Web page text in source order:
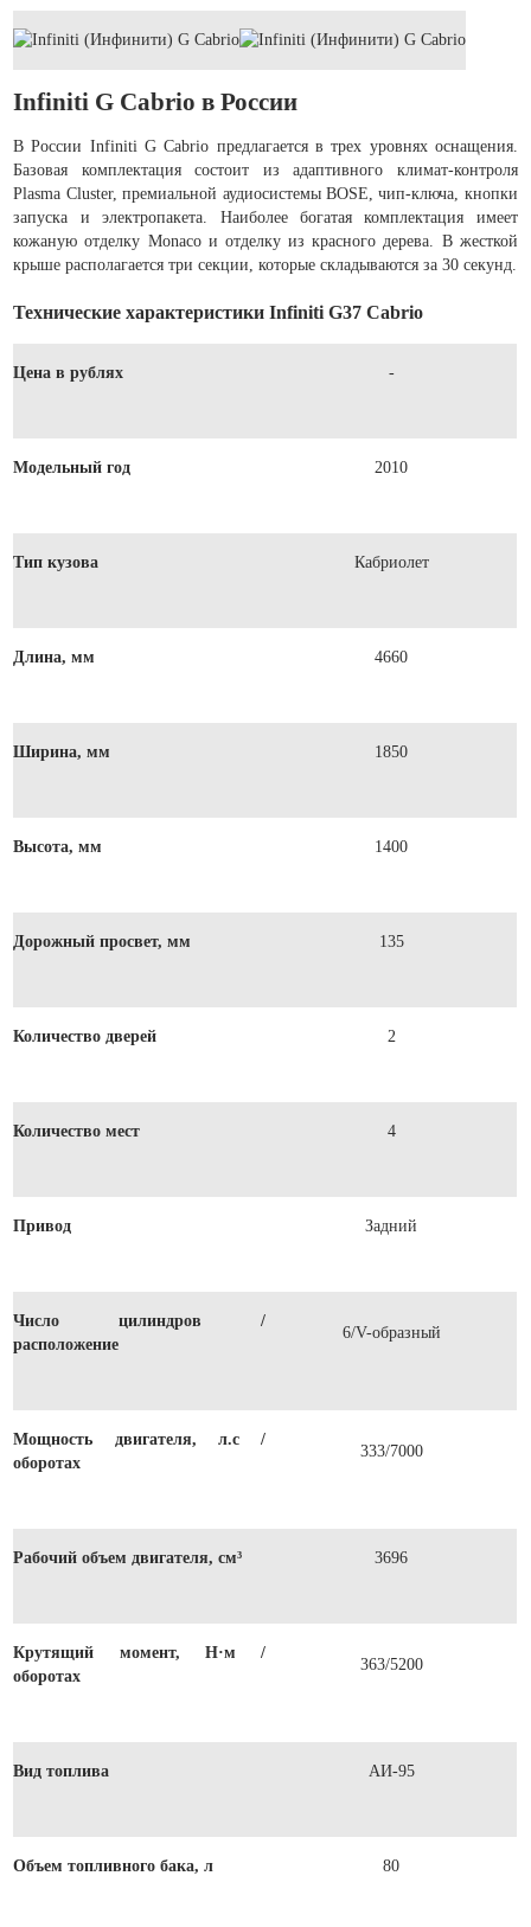
Infiniti G Cabrio в России
В России Infiniti G Cabrio предлагается в трех уровнях оснащения.
Базовая комплектация состоит из адаптивного климат-контроля
Plasma Cluster, премиальной аудиосистемы BOSE, чип-ключа, кнопки
запуска и электропакета. Наиболее богатая комплектация имеет
кожаную отделку Monaco и отделку из красного дерева. В жесткой
крыше располагается три секции, которые складываются за 30 секунд.
Технические характеристики Infiniti G37 Cabrio
Цена в рублях -
Модельный год 2010
Тип кузова Кабриолет
Длина, мм 4660
Ширина, мм 1850
Высота, мм 1400
Дорожный просвет, мм 135
Количество дверей 2
Количество мест 4
Привод Задний
Число цилиндров /
расположение
6/V-образный
Мощность двигателя, л.с /
оборотах
333/7000
Рабочий объем двигателя, см³ 3696
Крутящий момент, Н·м /
оборотах
363/5200
Вид топлива АИ-95
Объем топливного бака, л 80